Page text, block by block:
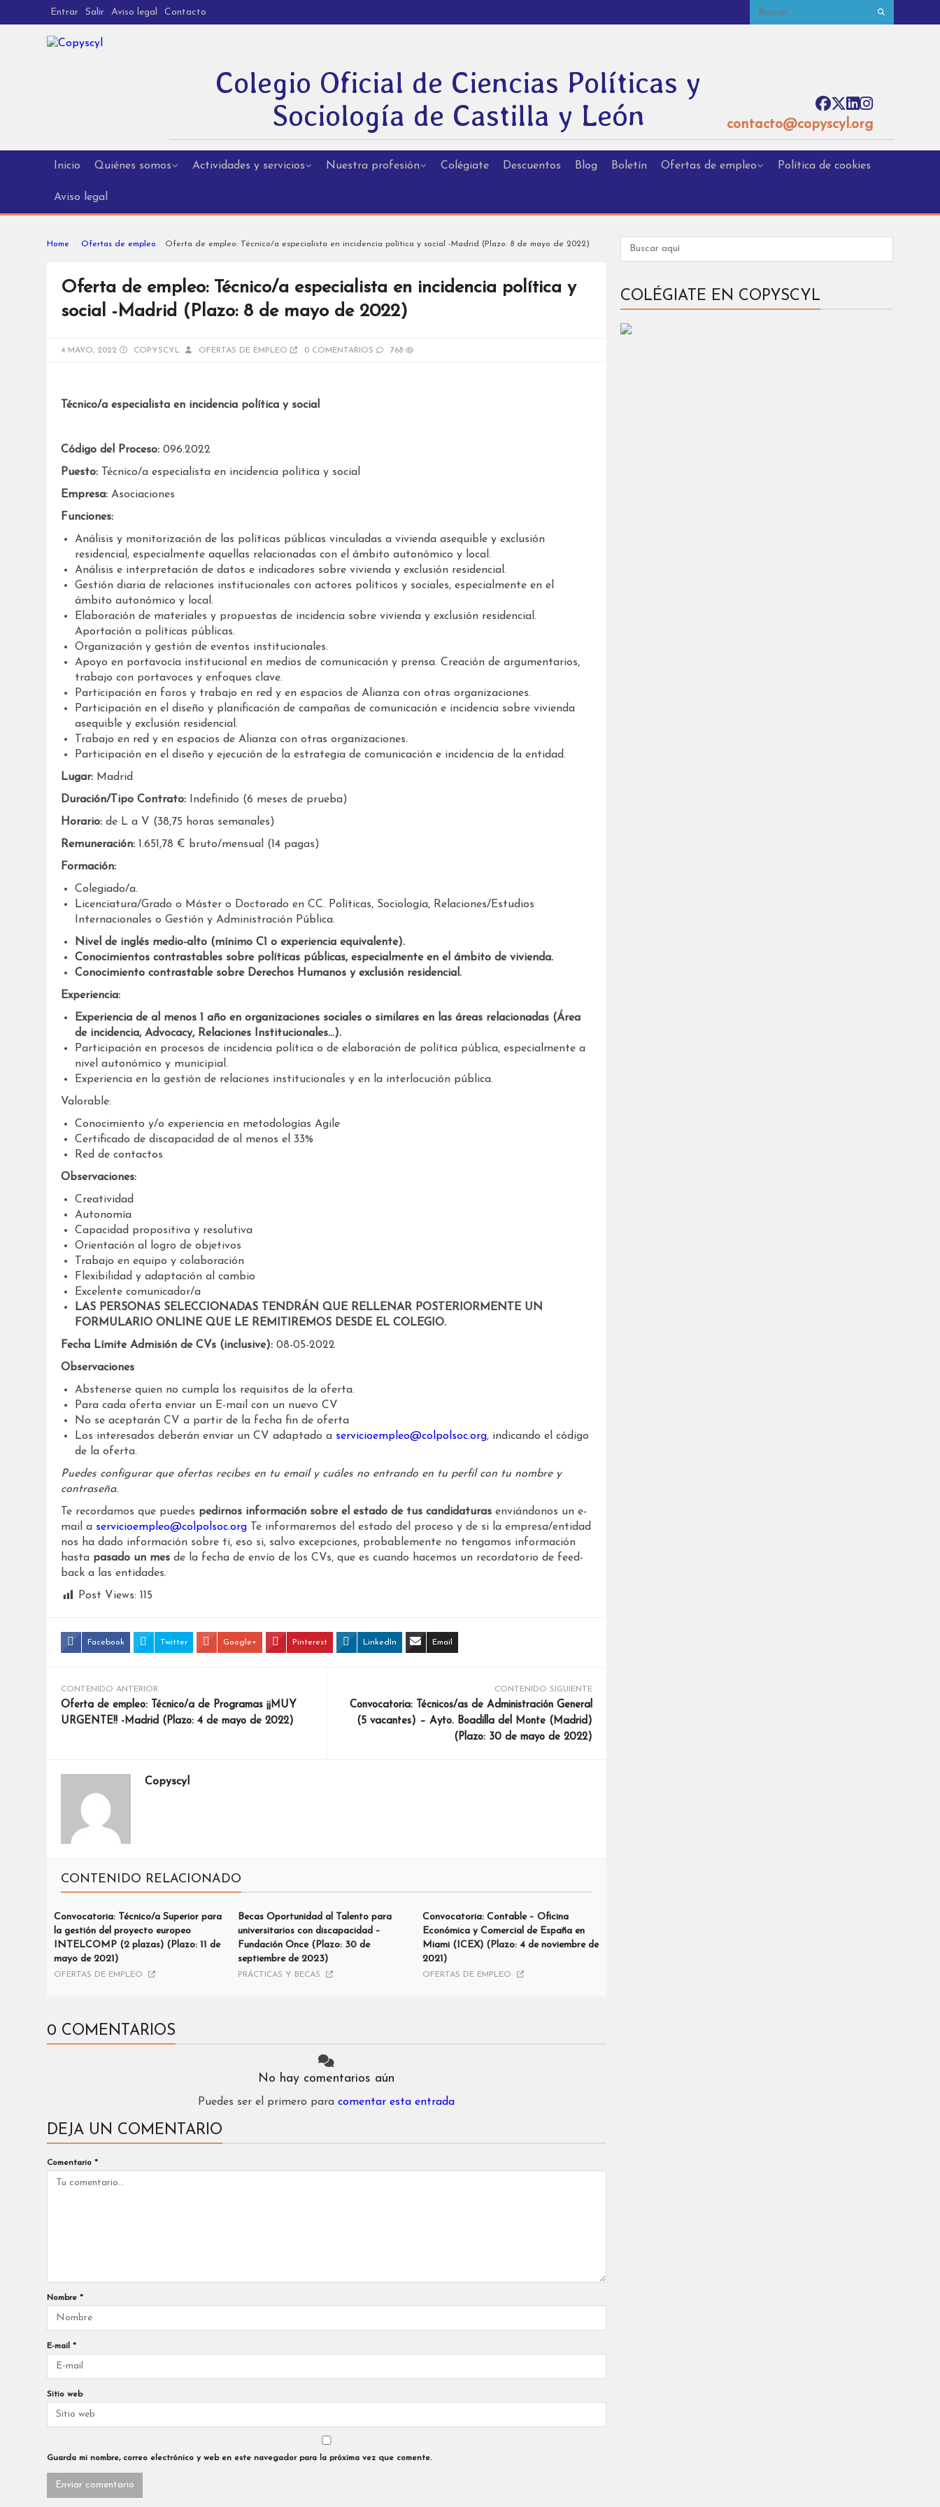
Entrar Salir Aviso legal Contacto
Colegio Oficial de Ciencias Políticas y
Sociología de Castilla y León
contacto@copyscyl.org
Inicio Quiénes somos Actividades y servicios Nuestra profesión Colégiate Descuentos Blog Boletín Ofertas de empleo Política de cookies
Aviso legal
Home Ofertas de empleo Oferta de empleo: Técnico/a especialista en incidencia política y social -Madrid (Plazo: 8 de mayo de 2022)
Oferta de empleo: Técnico/a especialista en incidencia política y
social -Madrid (Plazo: 8 de mayo de 2022)
4 MAYO, 2022 COPYSCYL OFERTAS DE EMPLEO 0 COMENTARIOS 768
Técnico/a especialista en incidencia política y social
Código del Proceso: 096.2022
Puesto:
Técnico/a especialista en incidencia política y social
Empresa: Asociaciones
Funciones:
Análisis y monitorización de las políticas públicas vinculadas a vivienda asequible y exclusión
residencial, especialmente aquellas relacionadas con el ámbito autonómico y local.
Análisis e interpretación de datos e indicadores sobre vivienda y exclusión residencial.
Gestión diaria de relaciones institucionales con actores políticos y sociales, especialmente en el
ámbito autonómico y local.
Elaboración de materiales y propuestas de incidencia sobre vivienda y exclusión residencial.
Aportación a políticas públicas.
Organización y gestión de eventos institucionales.
Apoyo en portavocía institucional en medios de comunicación y prensa. Creación de argumentarios,
trabajo con portavoces y enfoques clave.
Participación en foros y trabajo en red y en espacios de Alianza con otras organizaciones.
Participación en el diseño y planificación de campañas de comunicación e incidencia sobre vivienda
asequible y exclusión residencial.
Trabajo en red y en espacios de Alianza con otras organizaciones.
Participación en el diseño y ejecución de la estrategia de comunicación e incidencia de la entidad.
Lugar: Madrid
Duración/Tipo Contrato:
Indefinido (6 meses de prueba)
Horario: de L a V (38,75 horas semanales)
Remuneración: 1.651,78 € bruto/mensual (14 pagas)
Formación:
Colegiado/a.
Licenciatura/Grado o Máster o Doctorado en CC. Políticas, Sociología, Relaciones/Estudios
Internacionales o Gestión y Administración Pública.
Nivel de inglés medio-alto (mínimo C1 o experiencia equivalente).
Conocimientos contrastables sobre políticas públicas, especialmente en el ámbito de vivienda.
Conocimiento contrastable sobre Derechos Humanos y exclusión residencial.
Experiencia:
Experiencia de al menos 1 año en organizaciones sociales o similares en las áreas relacionadas (Área
de incidencia, Advocacy, Relaciones Institucionales…).
Participación en procesos de incidencia política o de elaboración de política pública, especialmente a
nivel autonómico y municipial.
Experiencia en la gestión de relaciones institucionales y en la interlocución pública.
Valorable:
Conocimiento y/o experiencia en metodologías Agile
Certificado de discapacidad de al menos el 33%
Red de contactos
Observaciones:
Creatividad
Autonomía
Capacidad propositiva y resolutiva
Orientación al logro de objetivos
Trabajo en equipo y colaboración
Flexibilidad y adaptación al cambio
Excelente comunicador/a
LAS PERSONAS SELECCIONADAS TENDRÁN QUE RELLENAR POSTERIORMENTE UN
FORMULARIO ONLINE QUE LE REMITIREMOS DESDE EL COLEGIO.
Fecha Límite Admisión de CVs (inclusive): 08-05-2022
Observaciones
Abstenerse quien no cumpla los requisitos de la oferta.
Para cada oferta enviar un E-mail con un nuevo CV
No se aceptarán CV a partir de la fecha fin de oferta
Los interesados deberán enviar un CV adaptado a servicioempleo@colpolsoc.org, indicando el código
de la oferta.
Puedes configurar que ofertas recibes en tu email y cuáles no entrando en tu perfil con tu nombre y
contraseña.
Te recordamos que puedes pedirnos información sobre el estado de tus candidaturasenviándonos un e-
mail a servicioempleo@colpolsoc.orgTe informaremos del estado del proceso y de si la empresa/entidad
nos ha dado información sobre ti, eso si, salvo excepciones, probablemente no tengamos información
hasta pasado un mesde la fecha de envío de los CVs, que es cuando hacemos un recordatorio de feed-
back a las entidades.
Post Views: 115
Facebook Twitter Google+ Pinterest LinkedIn Email
CONTENIDO ANTERIOR
Oferta de empleo: Técnico/a de Programas ¡¡MUY
URGENTE!! -Madrid (Plazo: 4 de mayo de 2022)
CONTENIDO SIGUIENTE
Convocatoria: Técnicos/as de Administración General
(5 vacantes) – Ayto. Boadilla del Monte (Madrid)
(Plazo: 30 de mayo de 2022)
Copyscyl
CONTENIDO RELACIONADO
Convocatoria: Técnico/a Superior para
la gestión del proyecto europeo
INTELCOMP (2 plazas) (Plazo: 11 de
mayo de 2021)
OFERTAS DE EMPLEO
Becas Oportunidad al Talento para
universitarios con discapacidad –
Fundación Once (Plazo: 30 de
septiembre de 2023)
PRÁCTICAS Y BECAS
Convocatoria: Contable – Oficina
Económica y Comercial de España en
Miami (ICEX) (Plazo: 4 de noviembre de
2021)
OFERTAS DE EMPLEO
0 COMENTARIOS
No hay comentarios aún
Puedes ser el primero paracomentar esta entrada
DEJA UN COMENTARIO
Comentario *
Nombre *
E-mail *
Sitio web
Guarda mi nombre, correo electrónico y web en este navegador para la próxima vez que comente.
COLÉGIATE EN COPYSCYL